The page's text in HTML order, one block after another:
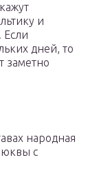
и
Если
дней, то
заметно
народная
с